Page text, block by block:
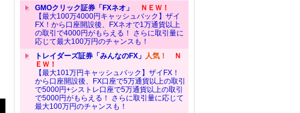
GMOクリック証券「FXネオ」
ＮＥＷ！
【最大100万4000円キャッシュバック】ザイ
FX！から口座開設後、FXネオで1万通貨以上
の取引で4000円がもらえる！ さらに取引量に
応じて最大100万円のチャンスも！
トレイダーズ証券「みんなのFX」 人気！
Ｎ
ＥＷ！
【最大101万円キャッシュバック】ザイFX！
から口座開設後、FX口座で5万通貨以上の取引
で5000円+シストレ口座で5万通貨以上の取引
で5000円がもらえる！ さらに取引量に応じて
最大100万円のチャンスも！